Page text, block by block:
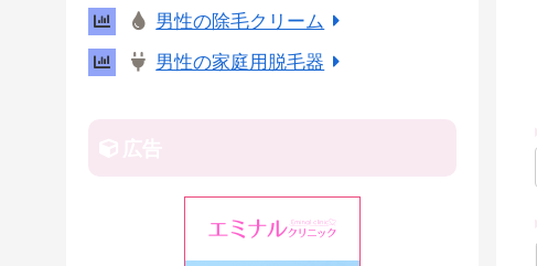
男性の除毛クリーム
男性の家庭用脱毛器